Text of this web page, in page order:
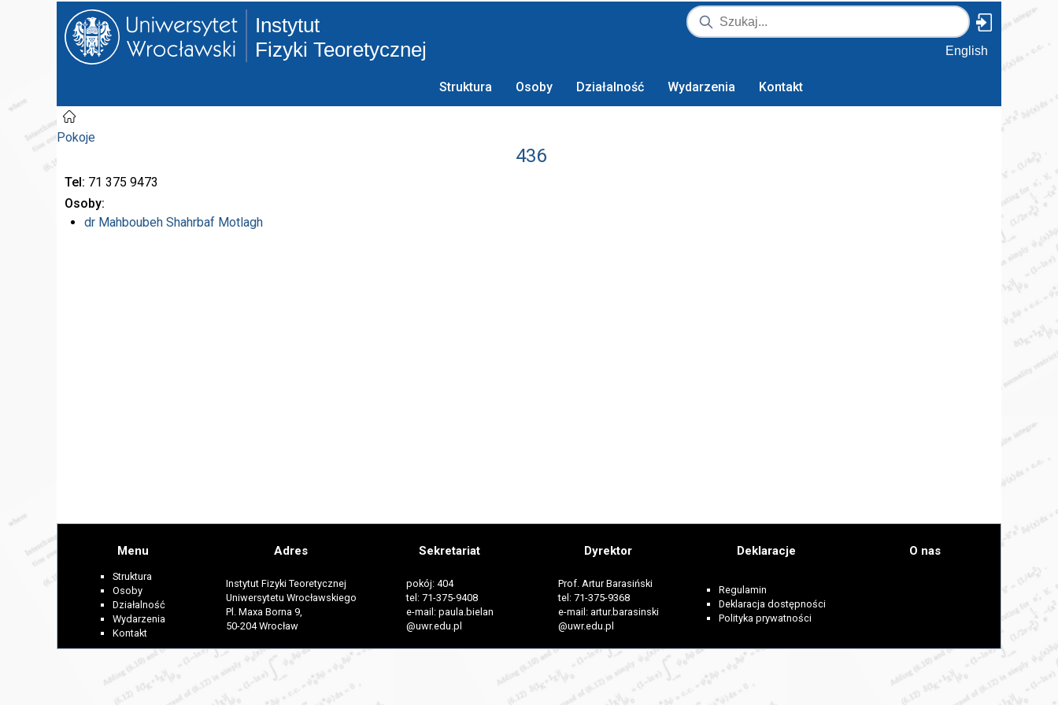
Instytut
Fizyki Teoretycznej
English
Struktura Osoby Działalność Wydarzenia Kontakt
Pokoje
436
Tel 71 375 9473
Osoby
dr Mahboubeh Shahrbaf Motlagh
Menu
Struktura
Osoby
Działalność
Wydarzenia
Kontakt
Adres
Instytut Fizyki Teoretycznej
Uniwersytetu Wrocławskiego
Pl. Maxa Borna 9,
50-204 Wrocław
Sekretariat
pokój: 404
tel: 71-375-9408
e-mail: paula.bielan
@uwr.edu.pl
Dyrektor
Prof. Artur Barasiński
tel: 71-375-9368
e-mail: artur.barasinski
@uwr.edu.pl
Deklaracje
Regulamin
Deklaracja dostępności
Polityka prywatności
O nas